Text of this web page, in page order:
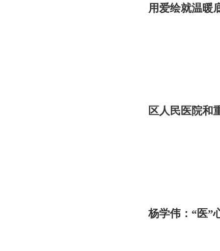
用爱绘就温暖
区人民医院和
杨学伟：“医”